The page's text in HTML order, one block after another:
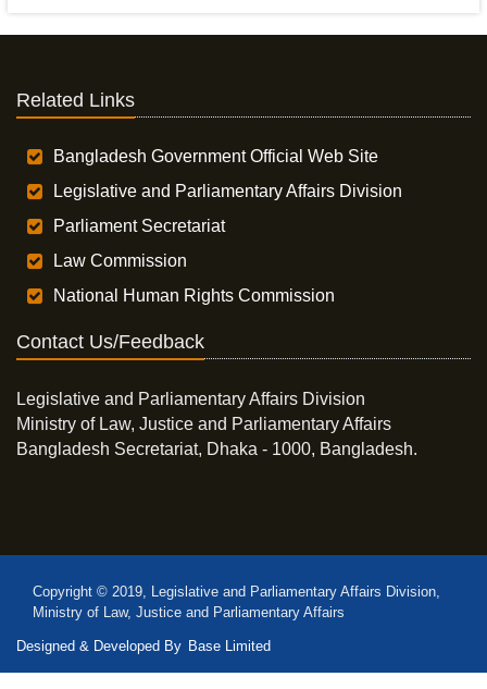
Related Links
Bangladesh Government Official Web Site
Legislative and Parliamentary Affairs Division
Parliament Secretariat
Law Commission
National Human Rights Commission
Contact Us/Feedback
Legislative and Parliamentary Affairs Division
Ministry of Law, Justice and Parliamentary Affairs
Bangladesh Secretariat, Dhaka - 1000, Bangladesh.
Copyright © 2019, Legislative and Parliamentary Affairs Division,
Ministry of Law, Justice and Parliamentary Affairs
Designed & Developed By Base Limited